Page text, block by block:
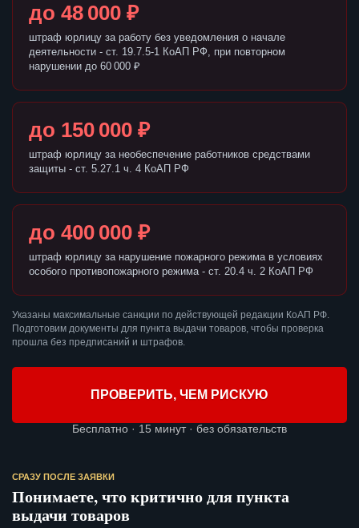
до 48 000 ₽
штраф юрлицу за работу без уведомления о начале
деятельности - ст. 19.7.5-1 КоАП РФ, при повторном
нарушении до 60 000 ₽
до 150 000 ₽
штраф юрлицу за необеспечение работников средствами
защиты - ст. 5.27.1 ч. 4 КоАП РФ
до 400 000 ₽
штраф юрлицу за нарушение пожарного режима в условиях
особого противопожарного режима - ст. 20.4 ч. 2 КоАП РФ
Указаны максимальные санкции по действующей редакции КоАП РФ.
Подготовим документы для пункта выдачи товаров, чтобы проверка
прошла без предписаний и штрафов.
ПРОВЕРИТЬ, ЧЕМ РИСКУЮ
Бесплатно · 15 минут · без обязательств
СРАЗУ ПОСЛЕ ЗАЯВКИ
Понимаете, что критично для пункта
выдачи товаров